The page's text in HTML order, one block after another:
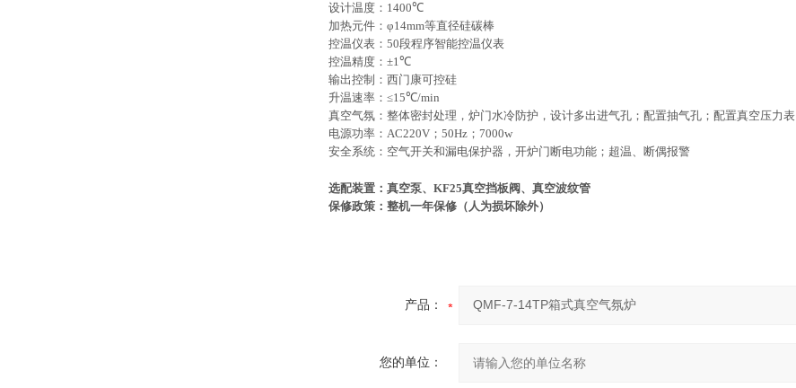
设计温度： 1400℃
加热元件：φ14mm等直径硅碳棒
控温仪表： 50段程序智能控温仪表
控温精度：±1℃
输出控制：西门康可控硅
升温速率：≤15℃/min
真空气氛：整体密封处理，炉门水冷防护，设计多出进气孔；配置抽气孔；配置真空压力表
电源功率： AC220V ； 50Hz ； 7000w
安全系统：空气开关和漏电保护器，开炉门断电功能；超温、断偶报警
选配装置：真空泵、 KF25真空挡板阀、真空波纹管
保修政策：整机一年保修（人为损坏除外）
产品：
您的单位：